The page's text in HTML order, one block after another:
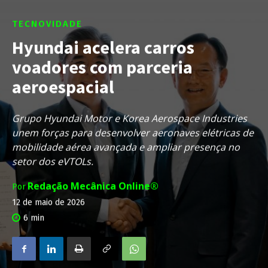
TECNOVIDADE
Hyundai acelera carros
voadores com parceria
aeroespacial
Grupo Hyundai Motor e Korea Aerospace Industries
unem forças para desenvolver aeronaves elétricas de
mobilidade aérea avançada e ampliar presença no
setor dos eVTOLs.
Por Redação Mecânica Online®
12 de maio de 2026
6 min